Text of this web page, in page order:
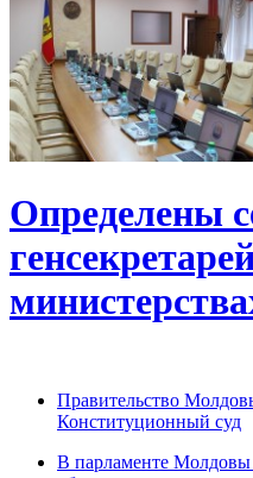
Определены
Правительство
Конституционный суд
В парламенте Молдовы